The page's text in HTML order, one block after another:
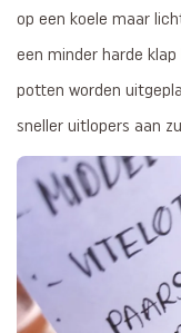
op een koele maar
een minder harde
potten worden
sneller uitlopers aan